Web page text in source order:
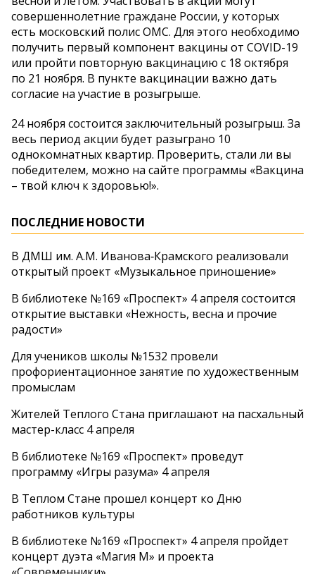
совершеннолетние граждане России, у которых
есть московский полис ОМС. Для этого необходимо
получить первый компонент вакцины от COVID-19
или пройти повторную вакцинацию с 18 октября
по 21 ноября. В пункте вакцинации важно дать
согласие на участие в розыгрыше.
24 ноября состоится заключительный розыгрыш. За
весь период акции будет разыграно 10
однокомнатных квартир. Проверить, стали ли вы
победителем, можно на сайте программы «Вакцина
– твой ключ к здоровью!».
ПОСЛЕДНИЕ НОВОСТИ
В ДМШ им. А.М. Иванова‑Крамского реализовали
открытый проект «Музыкальное приношение»
В библиотеке №169 «Проспект» 4 апреля состоится
открытие выставки «Нежность, весна и прочие
радости»
Для учеников школы №1532 провели
профориентационное занятие по художественным
промыслам
Жителей Теплого Стана приглашают на пасхальный
мастер-класс 4 апреля
В библиотеке №169 «Проспект» проведут
программу «Игры разума» 4 апреля
В Теплом Стане прошел концерт ко Дню
работников культуры
В библиотеке №169 «Проспект» 4 апреля пройдет
концерт дуэта «Магия М» и проекта